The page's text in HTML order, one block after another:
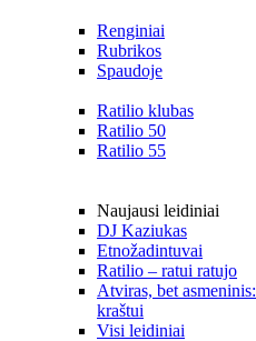
Renginiai
Rubrikos
Spaudoje
Ratilio klubas
Ratilio 50
Ratilio 55
Naujausi leidiniai
DJ Kaziukas
Etnožadintuvai
Ratilio – ratui ratujo
Atviras, bet
kraštui
Visi leidiniai